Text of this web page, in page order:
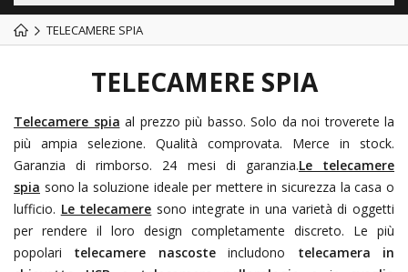
TELECAMERE SPIA
TELECAMERE SPIA
Telecamere spia al prezzo più basso. Solo da noi troverete la
più ampia selezione. Qualità comprovata. Merce in stock.
Garanzia di rimborso. 24 mesi di garanzia.Le telecamere
spia sono la soluzione ideale per mettere in sicurezza la casa o
lufficio. Le telecamere sono integrate in una varietà di oggetti
per rendere il loro design completamente discreto. Le più
popolari telecamere nascosteincludono telecamera in